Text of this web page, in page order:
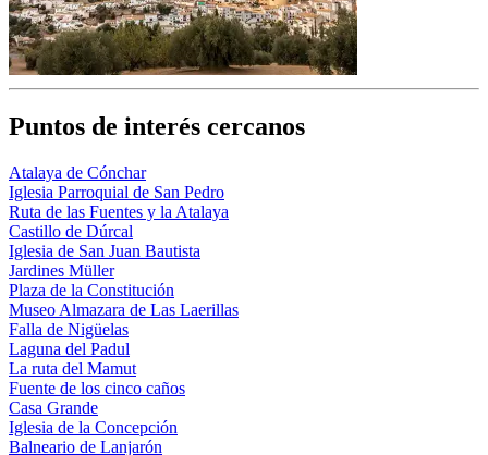
Puntos de interés cercanos
Atalaya de Cónchar
Iglesia Parroquial de San Pedro
Ruta de las Fuentes y la Atalaya
Castillo de Dúrcal
Iglesia de San Juan Bautista
Jardines Müller
Plaza de la Constitución
Museo Almazara de Las Laerillas
Falla de Nigüelas
Laguna del Padul
La ruta del Mamut
Fuente de los cinco caños
Casa Grande
Iglesia de la Concepción
Balneario de Lanjarón